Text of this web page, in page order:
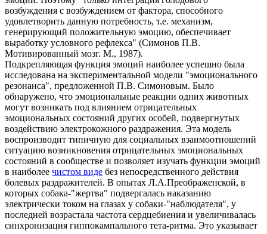
возбуждения с возбуждением от фактора, способного
удовлетворить данную потребность, т.е. механизм,
генерирующий положительную эмоцию, обеспечивает
выработку условного рефлекса" (Симонов П.В.
Мотивированный мозг. М., 1987).
Подкрепляющая функция эмоций наиболее успешно была
исследована на экспериментальной модели "эмоционального
резонанса", предложенной П.В. Симоновым. Было
обнаружено, что эмоциональные реакции одних животных
могут возникать под влиянием отрицательных
эмоциональных состояний других особей, подвергнутых
воздействию электрокожного раздражения. Эта модель
воспроизводит типичную для социальных взаимоотношений
ситуацию возникновения отрицательных эмоциональных
состояний в сообществе и позволяет изучать функции эмоций
в наиболее чистом виде без непосредственного действия
болевых раздражителей. В опытах Л.А.Преображенской, в
которых собака-"жертва" подвергалась наказанию
электрически током на глазах у собаки-"наблюдателя", у
последней возрастала частота сердцебиения и увеличивалась
синхронизация гиппокампального тета-ритма. Это указывает